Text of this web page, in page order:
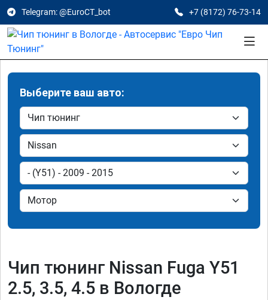
Telegram: @EuroCT_bot +7 (8172) 76-73-14
Выберите ваш авто:
Чип тюнинг Nissan Fuga Y51
2.5, 3.5, 4.5 в Вологде